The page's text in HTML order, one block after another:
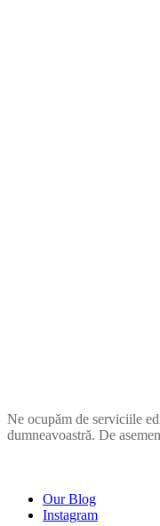
Ne ocupăm de serviciile
dumneavoastră. De
Our Blog
Instagram